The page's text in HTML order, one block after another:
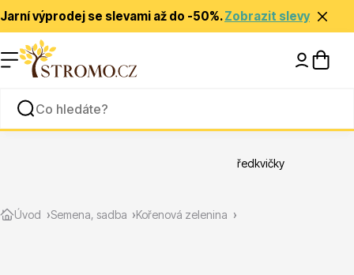
Jarní výprodej se slevami až do -50%.Zobrazit slevy
Rady a tipy
Úvod Semena, sadba Kořenová zelenina
ředkvičky